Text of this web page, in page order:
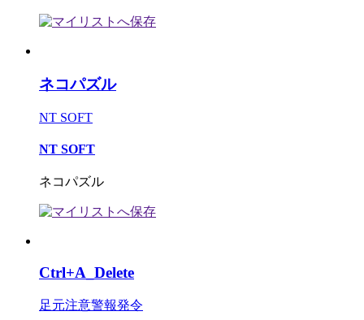
ネコパズル
NT SOFT
NT SOFT
ネコパズル
Ctrl+A_Delete
足元注意警報発令